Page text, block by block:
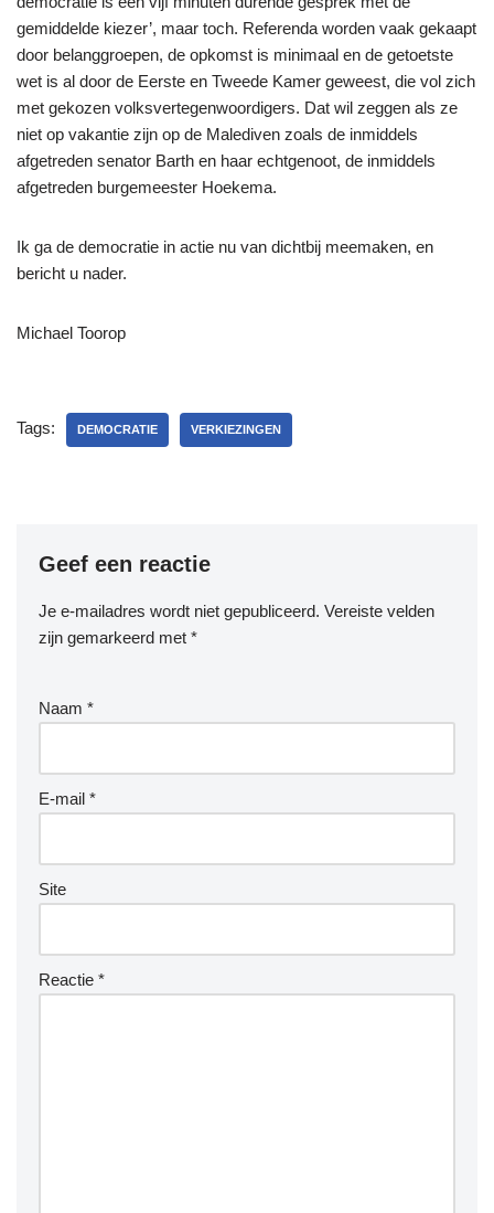
gemiddelde kiezer’, maar toch. Referenda worden vaak gekaapt
door belanggroepen, de opkomst is minimaal en de getoetste
wet is al door de Eerste en Tweede Kamer geweest, die vol zich
met gekozen volksvertegenwoordigers. Dat wil zeggen als ze
niet op vakantie zijn op de Malediven zoals de inmiddels
afgetreden senator Barth en haar echtgenoot, de inmiddels
afgetreden burgemeester Hoekema.
Ik ga de democratie in actie nu van dichtbij meemaken, en
bericht u nader.
Michael Toorop
Tags: DEMOCRATIE VERKIEZINGEN
Geef een reactie
Je e-mailadres wordt niet gepubliceerd. Vereiste velden
zijn gemarkeerd met *
Naam *
E-mail *
Site
Reactie *